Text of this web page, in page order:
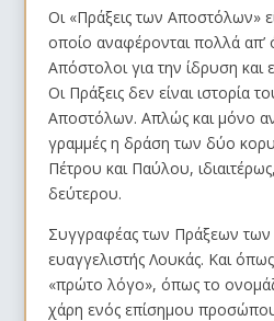
Οι «Πράξεις των Αποστόλων»
οποίο αναφέρονται πολλά απ’
Απόστολοι για την ίδρυση και
Οι Πράξεις δεν είναι ιστορία
Αποστόλων. Απλώς και μόνο
γραμμές η δράση των δύο
Πέτρου και Παύλου,
δεύτερου.
Συγγραφέας των Πράξεων των
ευαγγελιστής Λουκάς. Και
«πρώτο λόγο», όπως το
χάρη ενός επίσημου